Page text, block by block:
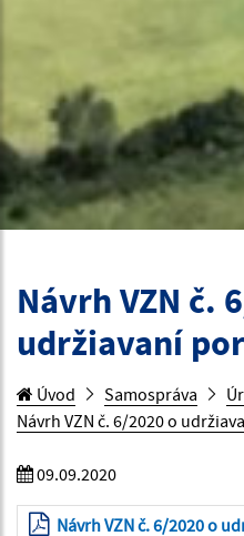
Návrh VZN č.
udržiavaní
Úvod Samospráva
Návrh VZN č. 6/2020 o
09.09.2020
Návrh VZN č. 6/2020 o